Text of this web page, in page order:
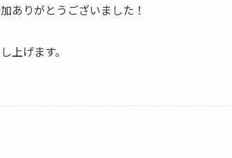
ありがとうございました！
上げます。